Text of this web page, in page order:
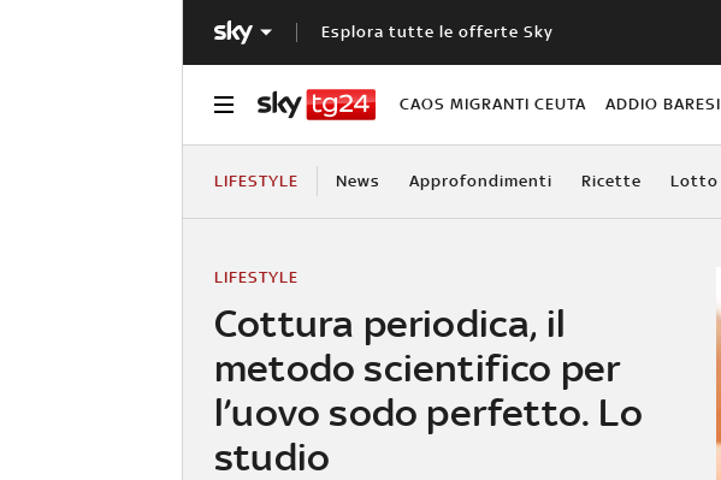
Esplora tutte le offerte Sky
CAOS MIGRANTI CEUTA ADDIO BARESI
LIFESTYLE News Approfondimenti Ricette Lotto
Cottura periodica, il
metodo scientifico per
l’uovo sodo perfetto. Lo
studio
LIFESTYLE